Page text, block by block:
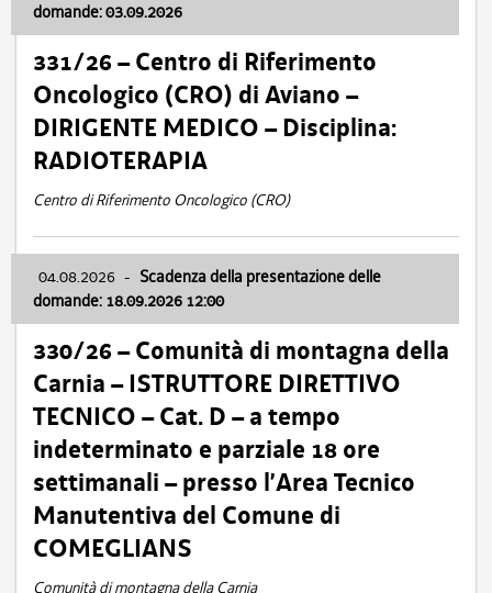
domande: 03.09.2026
331/26 – Centro di Riferimento
Oncologico (CRO) di Aviano –
DIRIGENTE MEDICO – Disciplina:
RADIOTERAPIA
Centro di Riferimento Oncologico (CRO)
04.08.2026 - Scadenza della presentazione delle
domande: 18.09.2026 12:00
330/26 – Comunità di montagna della
Carnia – ISTRUTTORE DIRETTIVO
TECNICO – Cat. D – a tempo
indeterminato e parziale 18 ore
settimanali – presso l’Area Tecnico
Manutentiva del Comune di
COMEGLIANS
Comunità di montagna della Carnia